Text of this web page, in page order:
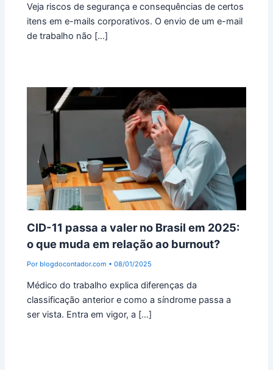
Veja riscos de segurança e consequências de certos
itens em e-mails corporativos. O envio de um e-mail
de trabalho não […]
CID-11 passa a valer no Brasil em 2025:
o que muda em relação ao burnout?
Por blogdocontador.com •08/01/2025
Médico do trabalho explica diferenças da
classificação anterior e como a síndrome passa a
ser vista. Entra em vigor, a […]